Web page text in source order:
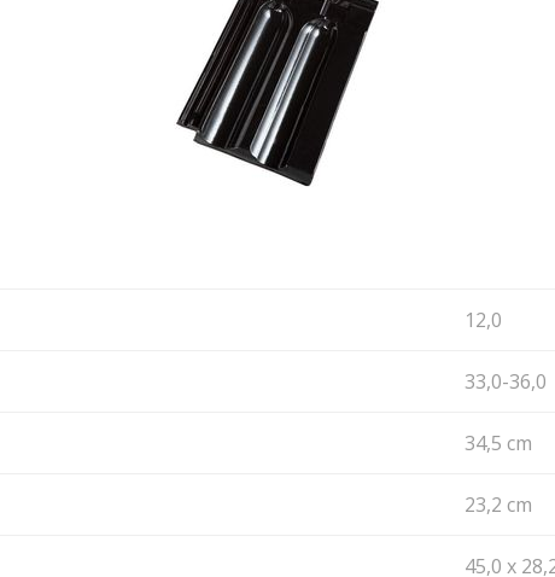
12,0
33,0-36,0
34,5 cm
23,2 cm
45,0 x